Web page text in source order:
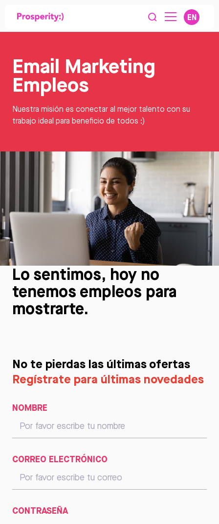
EN
Email Marketing
Empleos
Nuestra misión es conectar al mejor talento con su
trabajo ideal para beneficio de todos :)
Lo sentimos, hoy no
tenemos empleos para
mostrarte.
No te pierdas las últimas ofertas
Regístrate para últimas novedades
NOMBRE
CORREO ELECTRÓNICO
CONTRASEÑA